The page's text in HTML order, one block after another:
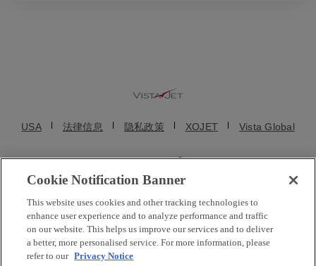
USA 法律信息 隐私政策 XOJET Vista Global
航空服务咨询有限公司) 2025. 维思达公务机、维思达、维思达公务机标志
均为维思达公务机的注册商标。保留所有权利。维思达公务机及其子公司
都不是直接的美国航空承运人。VistaJet US Inc. 和维思达公务机移动在线
服务有限公司均为临时包机代理商，不运营公务机。VistaJet Limited 是一
Cookie Notification Banner
This website uses cookies and other tracking technologies to
enhance user experience and to analyze performance and traffic
on our website. This helps us improve our services and to deliver
a better, more personalised service. For more information, please
refer to our Privacy Notice